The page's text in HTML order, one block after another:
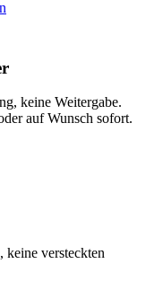
keine Weitergabe.
auf Wunsch sofort.
keine versteckten